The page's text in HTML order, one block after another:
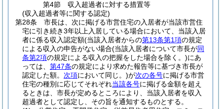
第4節
収入超過者に対する措置等
(収入超過者等に関する認定)
第28条
市長は、次に掲げる市営住宅の入居者が当該市営住
宅に引き続き3年以上入居している場合において、当該入居
者に係る収入認定額(当該入居者からの第13条第1項の規定
による収入の申告がない場合(当該入居者について市長が同
条第2項の規定による収入の把握をした場合を除く。)にあ
っては、 第47条の規定により求めた報告等に基づき市長が
認定した額。 次項において同じ。)が次の各号に掲げる市営
住宅の種別に応じてそれぞれ当該各号に掲げる金額を超え
るときは、市長が定めるところにより、当該入居者を収入
超過者として認定し、その旨を通知するものとする。